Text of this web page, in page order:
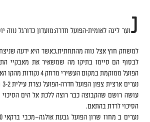
נ
למשחק חוץ אצל נווה מהתחתית,כאשר היא ידעה
לבסוף הם סיימו בתיקו מה שמשאיר את מאבקיי
הפועל ממוקמת במקום העשירי מרחק 4 נקודות מהקו האדום.
עושה רושם שהקבוצה כבר רוצה ללכת אל הים הסיכוי
הסיכוי לרדת בהתאם.